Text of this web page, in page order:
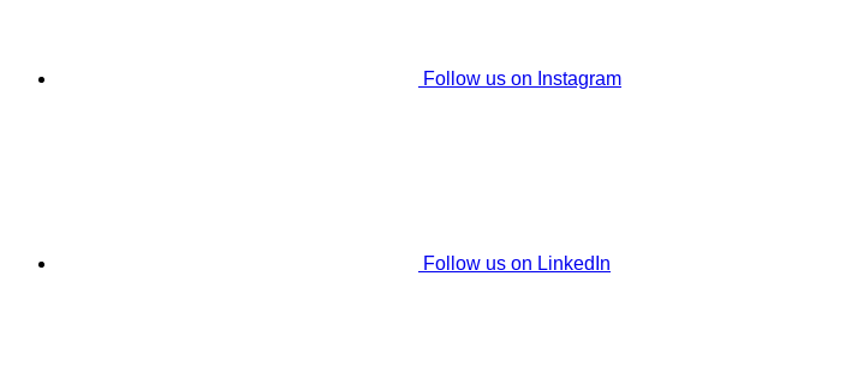
Follow us on Instagram
Follow us on LinkedIn